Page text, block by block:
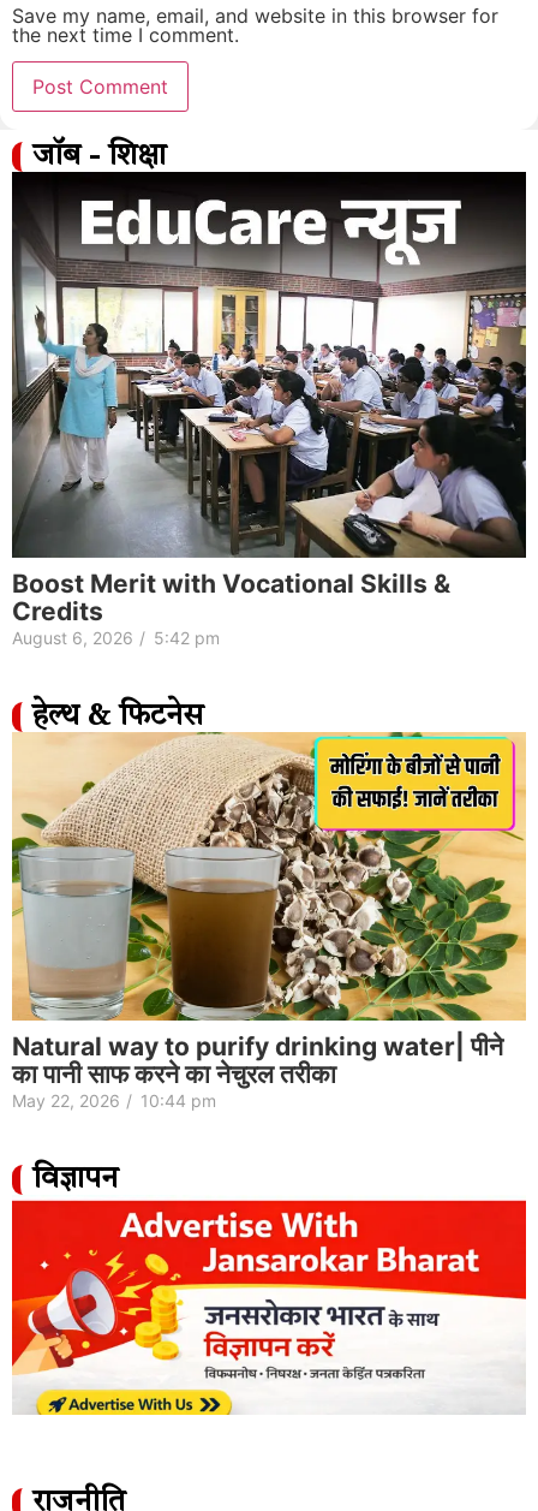
Save my name, email, and website in this browser for
the next time I comment.
जॉब - शिक्षा
Boost Merit with Vocational Skills &
Credits
August 6, 2026 / 5:42 pm
हेल्थ & फिटनेस
Natural way to purify drinking water| पीने
का पानी साफ करने का नेचुरल तरीका
May 22, 2026 / 10:44 pm
विज्ञापन
राजनीति